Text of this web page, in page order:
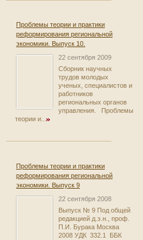
Проблемы теории и практики
реформирования региональной
экономики. Выпуск 10.
22 сентября 2009
Сборник научных
трудов молодых
ученых, специалистов и
работников
региональных органов
управления. Проблемы
теории и...
Проблемы теории и практики
реформирования региональной
экономики. Выпуск 9
22 сентября 2008
Выпуск № 9 Под общей
редакцией д.э.н., проф.
П.И. Бурака Москва
2008 УДК 332.1 ББК